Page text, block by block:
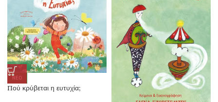
NEO
Πού κρύβεται η ευτυχία;